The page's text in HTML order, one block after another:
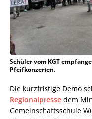
Schüler vom KGT
Pfeifkonzerten.
Die kurzfristige Demo
Regionalpresse dem
Gemeinschaftsschule